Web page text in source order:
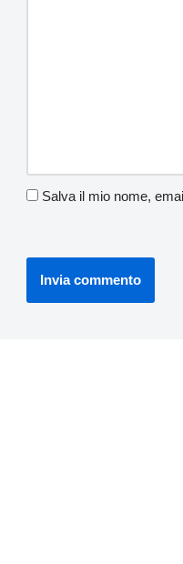
Salva il mio nome,